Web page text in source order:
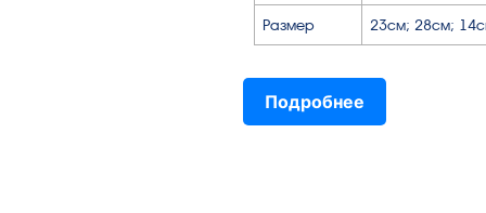
Размер 23см; 28см;
Подробнее